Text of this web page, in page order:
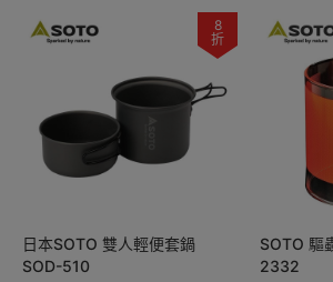
8
折
日本SOTO 雙人輕便套鍋
SOD-510
SOTO 驅
2332